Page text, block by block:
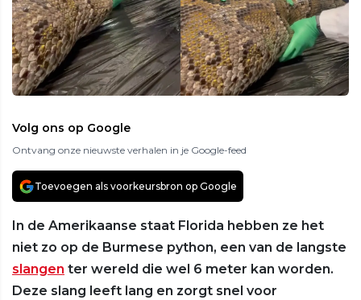
Volg ons op Google
Ontvang onze nieuwste verhalen in je Google-feed
Toevoegen als voorkeursbron op Google
In de Amerikaanse staat Florida hebben ze het
niet zo op de Burmese python, een van de langste
slangen ter wereld die wel 6 meter kan worden.
Deze slang leeft lang en zorgt snel voor